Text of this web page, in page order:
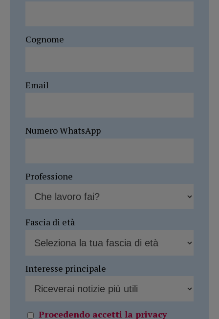
Cognome
Email
Numero WhatsApp
Professione
Fascia di età
Interesse principale
Procedendo accetti la privacy